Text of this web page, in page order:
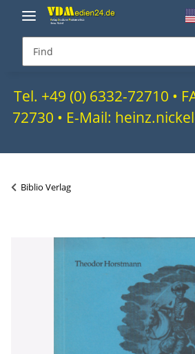
Tel. +49 (0) 6332-72710 •
72730 • E-Mail:
Biblio Verlag